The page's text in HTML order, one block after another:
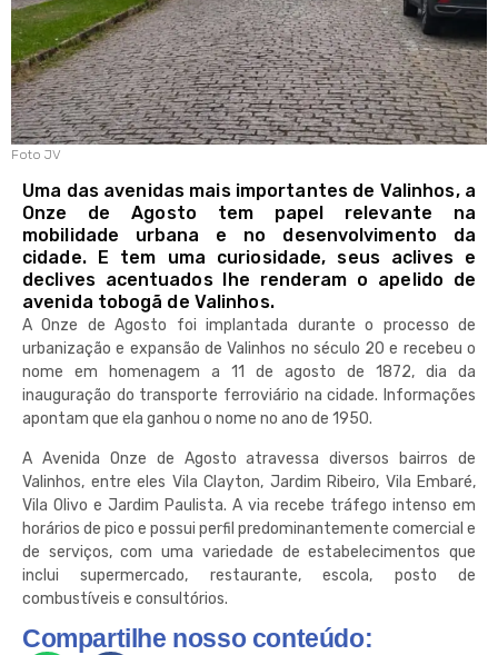
Foto JV
Uma das avenidas mais importantes de Valinhos, a
Onze de Agosto tem papel relevante na
mobilidade urbana e no desenvolvimento da
cidade. E tem uma curiosidade, seus aclives e
declives acentuados lhe renderam o apelido de
avenida tobogã de Valinhos.
A Onze de Agosto foi implantada durante o processo de
urbanização e expansão de Valinhos no século 20 e recebeu o
nome em homenagem a 11 de agosto de 1872, dia da
inauguração do transporte ferroviário na cidade. Informações
apontam que ela ganhou o nome no ano de 1950.
A Avenida Onze de Agosto atravessa diversos bairros de
Valinhos, entre eles Vila Clayton, Jardim Ribeiro, Vila Embaré,
Vila Olivo e Jardim Paulista. A via recebe tráfego intenso em
horários de pico e possui perfil predominantemente comercial e
de serviços, com uma variedade de estabelecimentos que
inclui supermercado, restaurante, escola, posto de
combustíveis e consultórios.
Compartilhe nosso conteúdo: